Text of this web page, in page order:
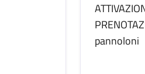
pannoloni